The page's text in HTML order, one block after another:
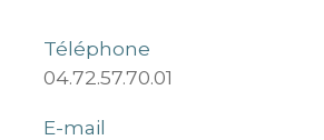
Téléphone
04.72.57.70.01
E-mail